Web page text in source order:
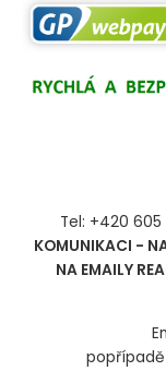
Tel: +420
KOMUNIKACI -
NA EMAILY
popřípadě